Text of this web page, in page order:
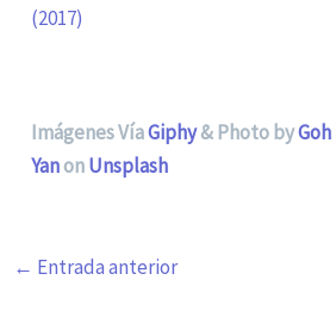
(2017)
Imágenes VíaGiphy& Photo by
YanonUnsplash
← Entrada anterior